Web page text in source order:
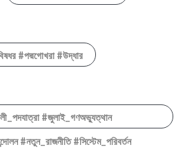
#পদ্মগোখরা #উদ্ধার
#জুলাই_গণঅভ্যুত্থান
#নতুন_রাজনীতি #সিস্টেম_পরিবর্তন